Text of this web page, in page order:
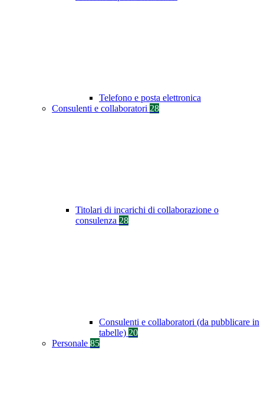
Telefono e posta elettronica
Consulenti e collaboratori 28
Titolari di incarichi di collaborazione o
consulenza 28
Consulenti e collaboratori (da pubblicare in
tabelle) 20
Personale 85